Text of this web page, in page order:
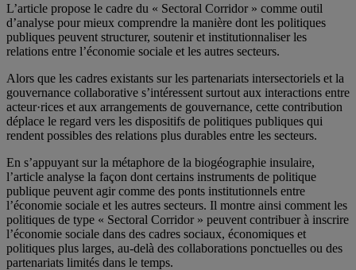
L’article propose le cadre du « Sectoral Corridor » comme outil
d’analyse pour mieux comprendre la manière dont les politiques
publiques peuvent structurer, soutenir et institutionnaliser les
relations entre l’économie sociale et les autres secteurs.
Alors que les cadres existants sur les partenariats intersectoriels et la
gouvernance collaborative s’intéressent surtout aux interactions entre
acteur·rices et aux arrangements de gouvernance, cette contribution
déplace le regard vers les dispositifs de politiques publiques qui
rendent possibles des relations plus durables entre les secteurs.
En s’appuyant sur la métaphore de la biogéographie insulaire,
l’article analyse la façon dont certains instruments de politique
publique peuvent agir comme des ponts institutionnels entre
l’économie sociale et les autres secteurs. Il montre ainsi comment les
politiques de type « Sectoral Corridor » peuvent contribuer à inscrire
l’économie sociale dans des cadres sociaux, économiques et
politiques plus larges, au-delà des collaborations ponctuelles ou des
partenariats limités dans le temps.